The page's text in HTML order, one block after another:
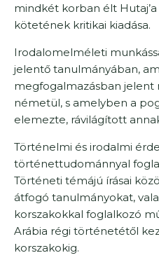
mindkét korban élt
kötetének kritikai kiadása.
Irodalomelméleti
jelentő tanulmányában,
megfogalmazásban jelent
németül, s amelyben a
elemezte, rávilágított
Történelmi és irodalmi
történettudománnyal
Történeti témájú írásai
átfogó tanulmányokat,
korszakokkal foglalkozó
Arábia régi történetétől
korszakokig.